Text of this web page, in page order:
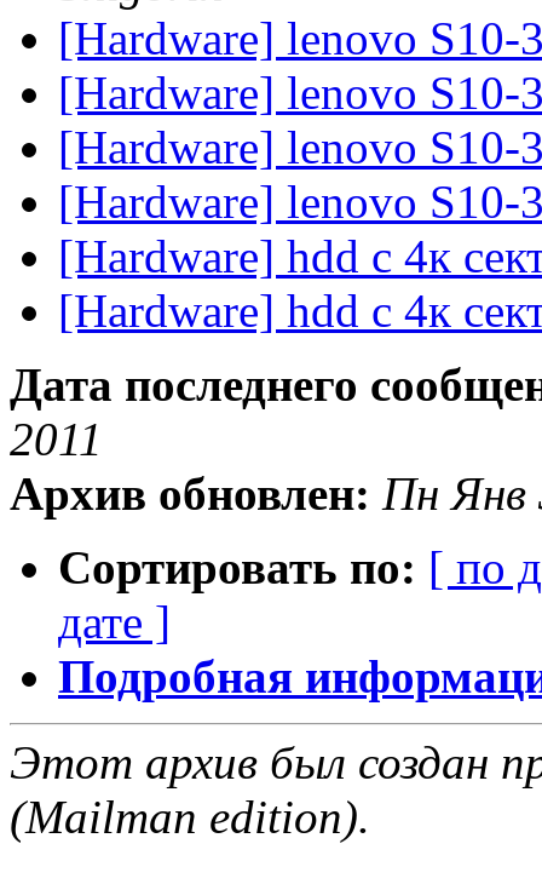
[Hardware] lenovo S10-
[Hardware] lenovo S10-
[Hardware] lenovo S10-
[Hardware] lenovo S10-
[Hardware] hdd с 4к
[Hardware] hdd с 4к
Дата последнего
2011
Архив обновлен: Пн Янв
Сортировать по: [ по
дате ]
Подробная
Этот архив был создан
(Mailman edition).